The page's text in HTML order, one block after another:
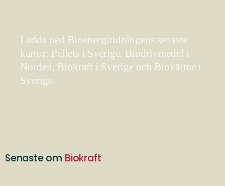
Ladda ned Bioenergitidningens senaste
kartor: Pellets i Sverige, Biodrivmedel i
Norden, Biokraft i Sverige och Biovärme i
Sverige.
Senaste om Biokraft